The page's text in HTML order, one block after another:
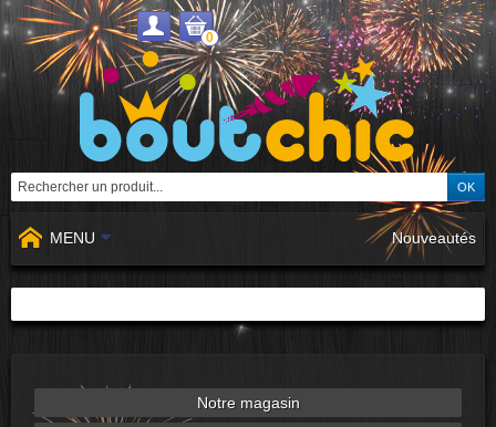
0
MENU Nouveautés
Notre magasin